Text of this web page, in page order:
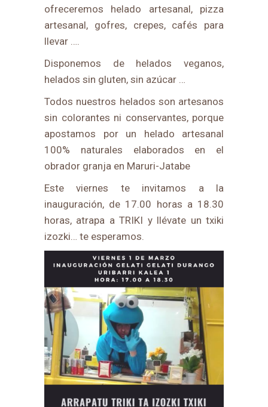
ofreceremos helado artesanal, pizza
artesanal, gofres, crepes, cafés para
llevar ….
Disponemos de helados veganos,
helados sin gluten, sin azúcar …
Todos nuestros helados son artesanos
sin colorantes ni conservantes, porque
apostamos por un helado artesanal
100% naturales elaborados en el
obrador granja en Maruri-Jatabe
Este viernes te invitamos a la
inauguración, de 17.00 horas a 18.30
horas, atrapa a TRIKI y llévate un txiki
izozki… te esperamos.